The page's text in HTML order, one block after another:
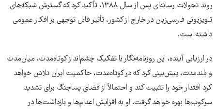
روند تحولات رسانه‌ای پس از سال ۱۳۸۸، تأکید کرد که گسترش شبکه‌های
تلویزیونی فارسی‌زبان در خارج از کشور، تأثیر قابل توجهی بر افکار عمومی
داشته است.
در ارزیابی آینده، این روزنامه‌نگار با تفکیک چشم‌انداز کوتاه‌مدت، میان‌مدت
و بلندمدت، پیش‌بینی کرد که در کوتاه‌مدت، حاکمیت ایران تلاش خواهد
کرد اقتدار خود را تثبیت کند و احتمالاً از فضای پساجنگ برای تشدید
سرکوب‌ها بهره خواهد گرفت. او به افزایش اعدام‌ها و بازداشت‌ها در